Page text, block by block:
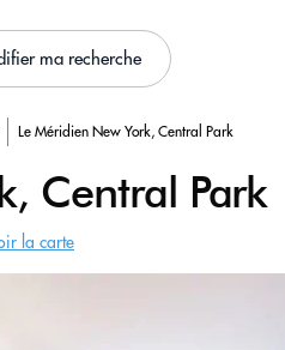
ma recherche
Le Méridien New York, Central Park
Central Park
la carte